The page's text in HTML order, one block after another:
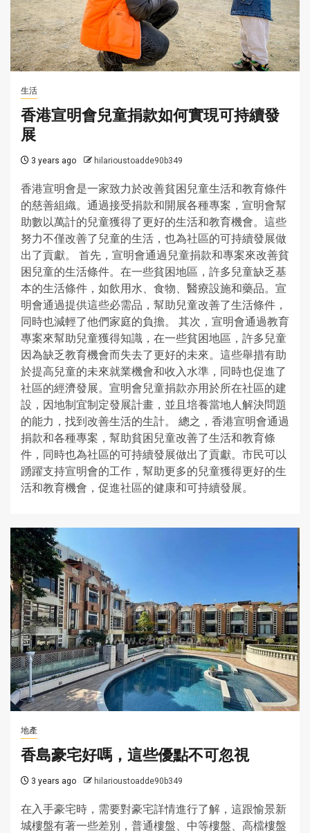
生活
香港宣明會兒童捐款如何實現可持續發
展
3 years ago hilarioustoadde90b349
香港宣明會是一家致力於改善貧困兒童生活和教育條件
的慈善組織。通過接受捐款和開展各種專案，宣明會幫
助數以萬計的兒童獲得了更好的生活和教育機會。這些
努力不僅改善了兒童的生活，也為社區的可持續發展做
出了貢獻。 首先，宣明會通過兒童捐款和專案來改善貧
困兒童的生活條件。在一些貧困地區，許多兒童缺乏基
本的生活條件，如飲用水、食物、醫療設施和藥品。宣
明會通過提供這些必需品，幫助兒童改善了生活條件，
同時也減輕了他們家庭的負擔。 其次，宣明會通過教育
專案來幫助兒童獲得知識，在一些貧困地區，許多兒童
因為缺乏教育機會而失去了更好的未來。這些舉措有助
於提高兒童的未來就業機會和收入水準，同時也促進了
社區的經濟發展。宣明會兒童捐款亦用於所在社區的建
設，因地制宜制定發展計畫，並且培養當地人解決問題
的能力，找到改善生活的生計。 總之，香港宣明會通過
捐款和各種專案，幫助貧困兒童改善了生活和教育條
件，同時也為社區的可持續發展做出了貢獻。市民可以
踴躍支持宣明會的工作，幫助更多的兒童獲得更好的生
活和教育機會，促進社區的健康和可持續發展。
地產
香島豪宅好嗎，這些優點不可忽視
3 years ago hilarioustoadde90b349
在入手豪宅時，需要對豪宅詳情進行了解，這跟愉景新
城樓盤有著一些差別，普通樓盤、中等樓盤、高檔樓盤